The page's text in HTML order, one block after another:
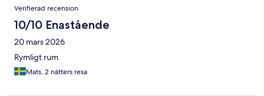
Verifierad recension
10/10 Enastående
20 mars 2026
Rymligt rum
Mats, 2 nätters resa